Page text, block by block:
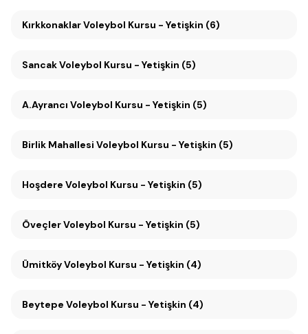
Kırkkonaklar Voleybol Kursu - Yetişkin (6)
Sancak Voleybol Kursu - Yetişkin (5)
A.Ayrancı Voleybol Kursu - Yetişkin (5)
Birlik Mahallesi Voleybol Kursu - Yetişkin (5)
Hoşdere Voleybol Kursu - Yetişkin (5)
Öveçler Voleybol Kursu - Yetişkin (5)
Ümitköy Voleybol Kursu - Yetişkin (4)
Beytepe Voleybol Kursu - Yetişkin (4)